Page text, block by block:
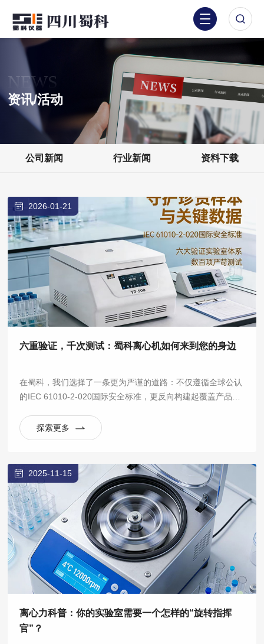
NEWS
资讯/活动
公司新闻 行业新闻 资料下载
2026-01-21
六重验证，千次测试：蜀科离心机如何来到您的身边
在蜀科，我们选择了一条更为严谨的道路：不仅遵循全球公认
的IEC 61010-2-020国际安全标准，更反向构建起覆盖产品全
拆解为数百项可量化、可重复的严苛测试。
探索更多
2025-11-15
离心力科普：你的实验室需要一个怎样的“旋转指挥
官”？